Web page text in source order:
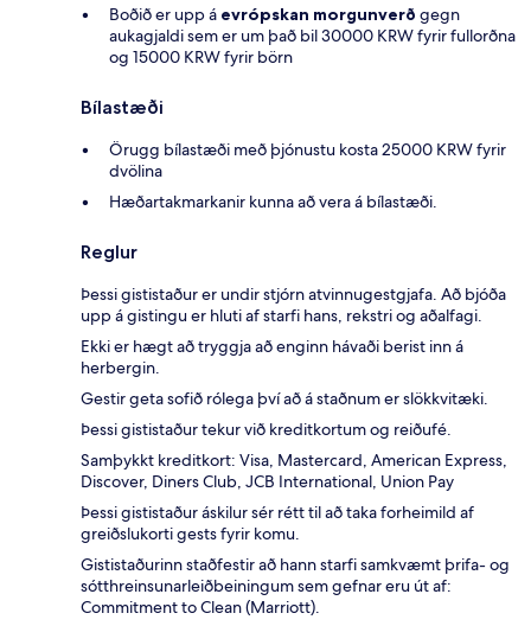
Boðið er upp á evrópskan morgunverð gegn
aukagjaldi sem er um það bil 30000 KRW fyrir fullorðna
og 15000 KRW fyrir börn
Bílastæði
Örugg bílastæði með þjónustu kosta 25000 KRW fyrir
dvölina
Hæðartakmarkanir kunna að vera á bílastæði.
Reglur
Þessi gististaður er undir stjórn atvinnugestgjafa. Að bjóða
upp á gistingu er hluti af starfi hans, rekstri og aðalfagi.
Ekki er hægt að tryggja að enginn hávaði berist inn á
herbergin.
Gestir geta sofið rólega því að á staðnum er slökkvitæki.
Þessi gististaður tekur við kreditkortum og reiðufé.
Samþykkt kreditkort: Visa, Mastercard, American Express,
Discover, Diners Club, JCB International, Union Pay
Þessi gististaður áskilur sér rétt til að taka forheimild af
greiðslukorti gests fyrir komu.
Gististaðurinn staðfestir að hann starfi samkvæmt þrifa- og
sótthreinsunarleiðbeiningum sem gefnar eru út af:
Commitment to Clean (Marriott).